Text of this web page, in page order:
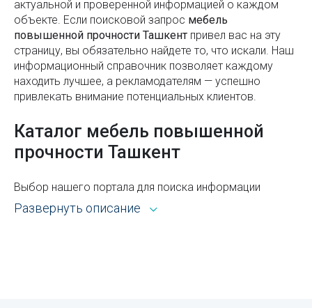
Домены стран мира
Почему молодым людям трудно познакомиться
для создания семьи?
Pro-Data: развитие облачных услуг и
Где отшлифовать экран смарт-часов от царапин
Частный vs государственный ВУЗ: что выбрать и в
чём разница
актуальной и проверенной информацией о каждом
объекте. Если поисковой запроc мебель
повышенной прочности Ташкент привел вас на эту
страницу, вы обязательно найдете то, что искали. Наш
информационный справочник позволяет каждому
находить лучшее, а рекламодателям — успешно
привлекать внимание потенциальных клиентов.
Каталог мебель повышенной
прочности Ташкент
Выбор нашего портала для поиска информации
открывает широкие возможности. Каталог Sprav для
пользователей и рекламодателей — это:
Развернуть описание